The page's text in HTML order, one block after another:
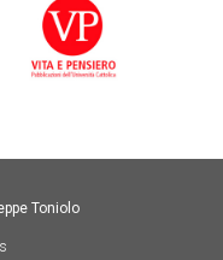
Toniolo